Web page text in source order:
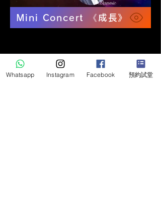
Mini Concert 《成長》
Whatsapp Instagram Facebook 預約試堂